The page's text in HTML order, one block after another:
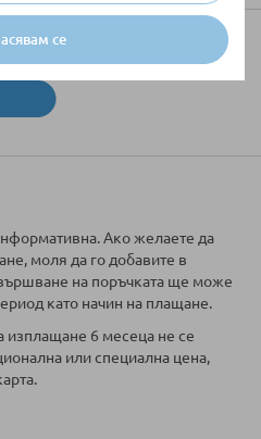
се
Ако желаете да
моля да го добавите в
на поръчката ще може
като начин на плащане.
изплащане 6 месеца не се
или специална цена,